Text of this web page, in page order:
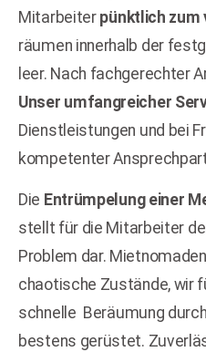
Mitarbeiter pünktlich zum
räumen innerhalb der
leer. Nach fachgerechter
Unser umfangreicher
Dienstleistungen und bei
kompetenter
Die Entrümpelung einer
stellt für die Mitarbeiter
Problem dar.
chaotische Zustände, wir
schnelle Beräumung
bestens gerüstet.